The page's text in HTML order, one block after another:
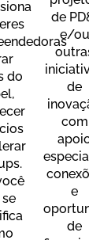
do
de
e/ou
de
com
e
de